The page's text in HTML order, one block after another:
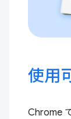
使用
Chrome